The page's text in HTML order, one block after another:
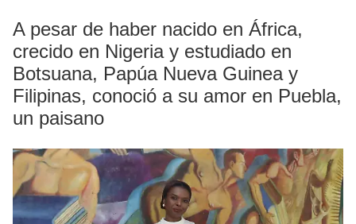
A pesar de haber nacido en África,
crecido en Nigeria y estudiado en
Botsuana, Papúa Nueva Guinea y
Filipinas, conoció a su amor en Puebla,
un paisano